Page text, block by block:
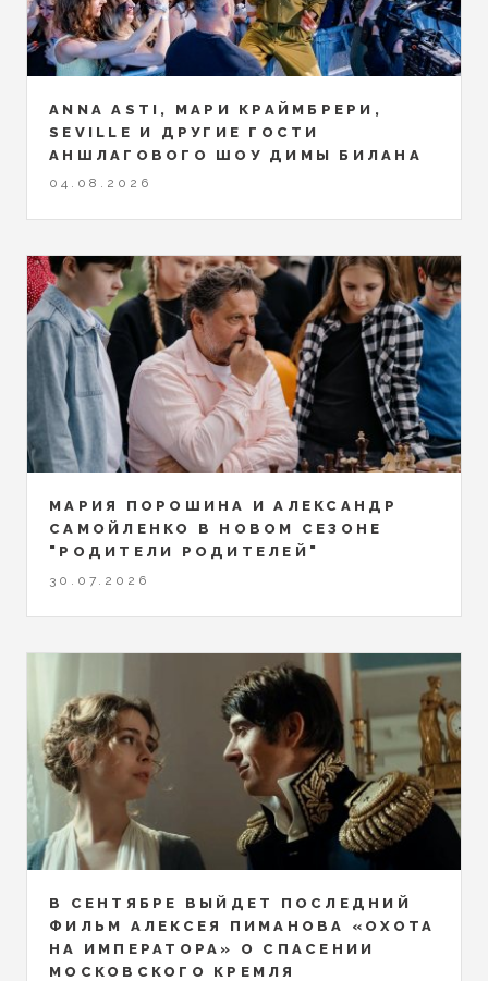
ANNA ASTI, МАРИ КРАЙМБРЕРИ,
SEVILLE И ДРУГИЕ ГОСТИ
АНШЛАГОВОГО ШОУ ДИМЫ БИЛАНА
04.08.2026
МАРИЯ ПОРОШИНА И АЛЕКСАНДР
САМОЙЛЕНКО В НОВОМ СЕЗОНЕ
"РОДИТЕЛИ РОДИТЕЛЕЙ"
30.07.2026
В СЕНТЯБРЕ ВЫЙДЕТ ПОСЛЕДНИЙ
ФИЛЬМ АЛЕКСЕЯ ПИМАНОВА «ОХОТА
НА ИМПЕРАТОРА» О СПАСЕНИИ
МОСКОВСКОГО КРЕМЛЯ